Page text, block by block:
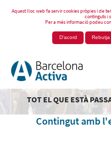
Aquest lloc web fa servir cookies pròpies i de
continguts i
Per a més informació podeu
D'acord Rebutja
TOT EL QUE ESTÀ
Contingut amb